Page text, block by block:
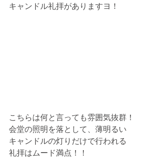
キャンドル礼拝がありますヨ！
こちらは何と言っても雰囲気抜群！
会堂の照明を落として、薄明るい
キャンドルの灯りだけで行われる
礼拝はムード満点！！